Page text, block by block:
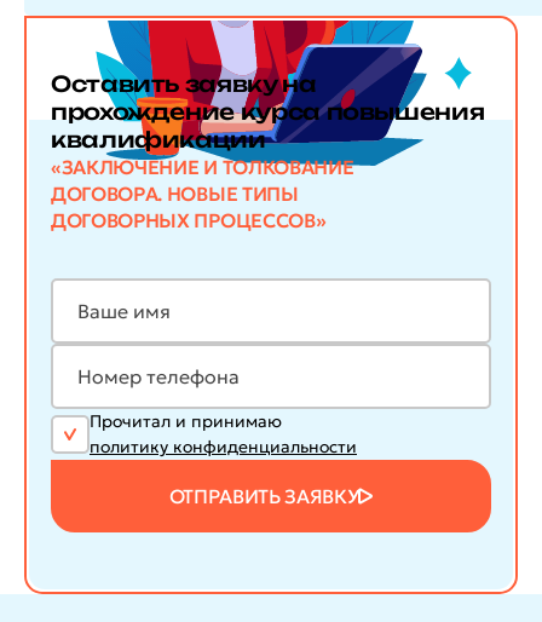
Оставить заявкуна
прохождение курса повышения
квалификации
«ЗАКЛЮЧЕНИЕ И ТОЛКОВАНИЕ
ДОГОВОРА. НОВЫЕ ТИПЫ
ДОГОВОРНЫХ ПРОЦЕССОВ»
Прочитал и принимаю
политику конфиденциальности
ОТПРАВИТЬ ЗАЯВКУ